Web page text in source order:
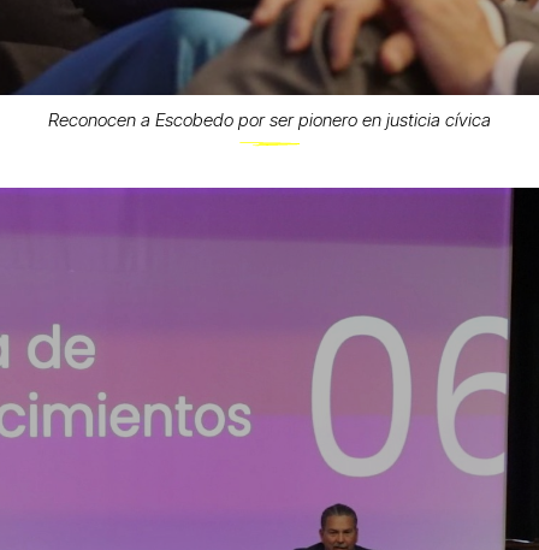
Reconocen a Escobedo por ser pionero en justicia cívica